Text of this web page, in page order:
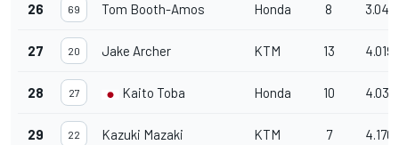
26 69 Tom Booth-Amos Honda 8 3.040
27 20 Jake Archer KTM 13 4.019
28 27 Kaito Toba Honda 10 4.032
29 22 Kazuki Mazaki KTM 7 4.170